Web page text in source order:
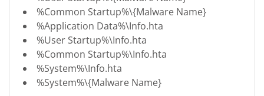
%Common Startup%\{Malware Name}
%Application Data%\Info.hta
%User Startup%\Info.hta
%Common Startup%\Info.hta
%System%\Info.hta
%System%\{Malware Name}